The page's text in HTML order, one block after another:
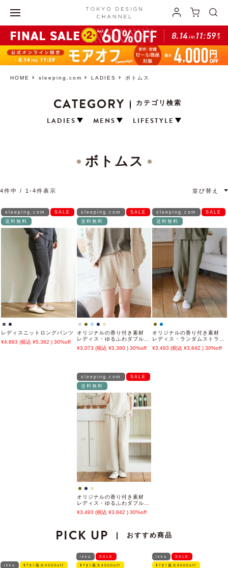
HOME sleeping.com LADIES ボトムス
CATEGORY
カテゴリ検索
LADIES
MENS LIFESTYLE
ボトムス
並び替え
4件中 1 -4件表示
sleeping.com
SALE
送料無料
レディスニットロングパンツ
4,893
5,382 30%off
sleeping.com
SALE
送料無料
オリジナルの香り付き素材
レディス・ゆるふわダブルパ
イルカットソーハーフパンツ
3,073 3,380 30%off
sleeping.com
SALE
送料無料
オリジナルの香り付き素材
レディス・ランダムストライ
プジャガードカットソーロン
グパンツ
3,493 3,842 30%off
sleeping.com
SALE
送料無料
オリジナルの香り付き素材
レディス・ゆるふわダブルパ
イルカットソーロングパンツ
3,493 3,842 30%off
PICK UP | おすすめ商品
ikka ﾓｱｵﾌ最大4000off
ikka SALE
ﾓｱｵﾌ最大4000off
ikka SALE
ﾓｱｵﾌ最大4000off